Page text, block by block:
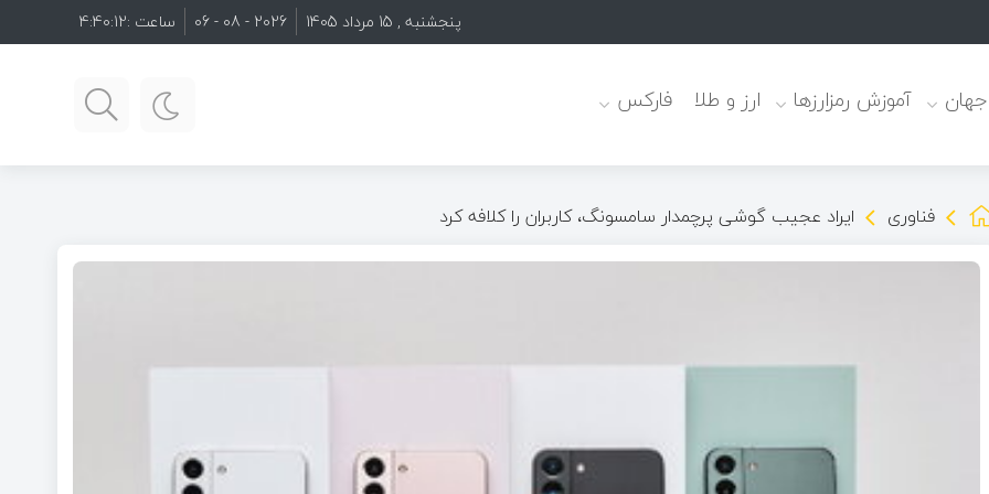
پنجشنبه , 15 مرداد 1405 2026 - 08 - 06 ساعت :4:40:13
جهان آموزش رمزارزها ارز و طلا فارکس
فناوری ایراد عجیب گوشی پرچمدار سامسونگ، کاربران را کلافه کرد